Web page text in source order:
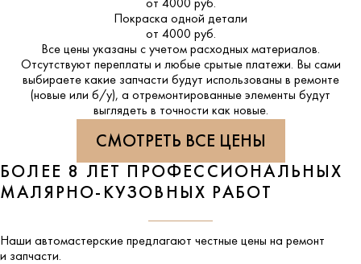
от 4000 руб.
Покраска одной детали
от 4000 руб.
Все цены указаны с учетом расходных материалов.
Отсутствуют переплаты и любые срытые платежи. Вы сами
выбираете какие запчасти будут использованы в ремонте
(новые или б/у), а отремонтированные элементы будут
выглядеть в точности как новые.
СМОТРЕТЬ ВСЕ ЦЕНЫ
БОЛЕЕ 8 ЛЕТ ПРОФЕССИОНАЛЬНЫХ
МАЛЯРНО-КУЗОВНЫХ РАБОТ
Наши автомастерские предлагают честные цены на ремонт
и запчасти.